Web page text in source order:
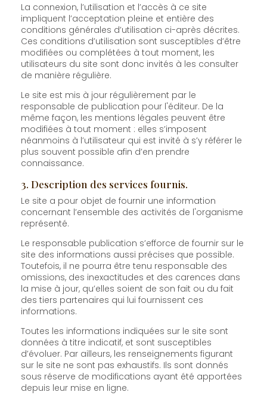
La connexion, l’utilisation et l’accès à ce site
impliquent l’acceptation pleine et entière des
conditions générales d’utilisation ci-après décrites.
Ces conditions d’utilisation sont susceptibles d’être
modifiées ou complétées à tout moment, les
utilisateurs du site sont donc invités à les consulter
de manière régulière.
Le site est mis à jour régulièrement par le
responsable de publication pour l'éditeur. De la
même façon, les mentions légales peuvent être
modifiées à tout moment : elles s’imposent
néanmoins à l’utilisateur qui est invité à s’y référer le
plus souvent possible afin d’en prendre
connaissance.
3. Description des services fournis.
Le site a pour objet de fournir une information
concernant l’ensemble des activités de l'organisme
représenté.
Le responsable publication s’efforce de fournir sur le
site des informations aussi précises que possible.
Toutefois, il ne pourra être tenu responsable des
omissions, des inexactitudes et des carences dans
la mise à jour, qu’elles soient de son fait ou du fait
des tiers partenaires qui lui fournissent ces
informations.
Toutes les informations indiquées sur le site sont
données à titre indicatif, et sont susceptibles
d’évoluer. Par ailleurs, les renseignements figurant
sur le site ne sont pas exhaustifs. Ils sont donnés
sous réserve de modifications ayant été apportées
depuis leur mise en ligne.